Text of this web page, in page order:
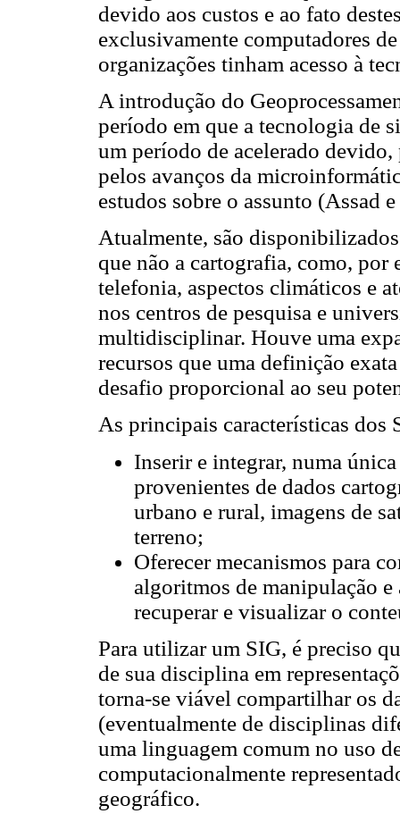
devido aos custos e ao fato
exclusivamente computadores
organizações tinham acesso à
A introdução do
período em que a tecnologia de
um período de acelerado
pelos avanços da
estudos sobre o assunto (Assad
Atualmente, são
que não a cartografia, como, por
telefonia, aspectos climáticos e
nos centros de pesquisa e
multidisciplinar. Houve uma
recursos que uma definição
desafio proporcional ao seu
As principais características dos
Inserir e integrar, numa
provenientes de dados
urbano e rural, imagens de
terreno;
Oferecer mecanismos para
algoritmos de manipulação
recuperar e visualizar o
Para utilizar um SIG, é preciso
de sua disciplina em
torna-se viável compartilhar os
(eventualmente de disciplinas
uma linguagem comum no uso
computacionalmente
geográfico.